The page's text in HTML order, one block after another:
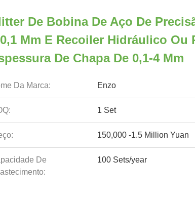
De Bobina De Aço De
Mm E Recoiler Hidráulico Ou
De Chapa De 0,1-4 Mm
Da Marca: Enzo
1 Set
150,000 -1.5 Million Yuan
De
100 Sets/year